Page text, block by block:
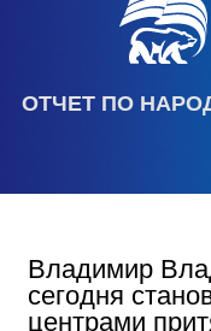
ОТЧЕТ ПО
Владимир
сегодня
центрами